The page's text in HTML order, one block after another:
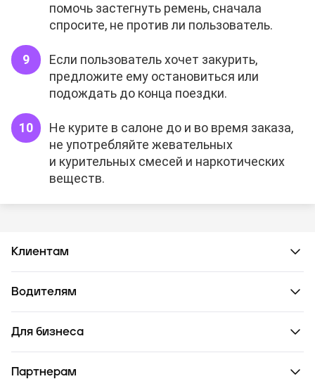
помочь застегнуть ремень, сначала
спросите, не против ли пользователь.
Если пользователь хочет закурить,
предложите ему остановиться или
подождать до конца поездки.
Не курите в салоне до и во время заказа,
не употребляйте жевательных
и курительных смесей и наркотических
веществ.
Клиентам
Водителям
Для бизнеса
Партнерам